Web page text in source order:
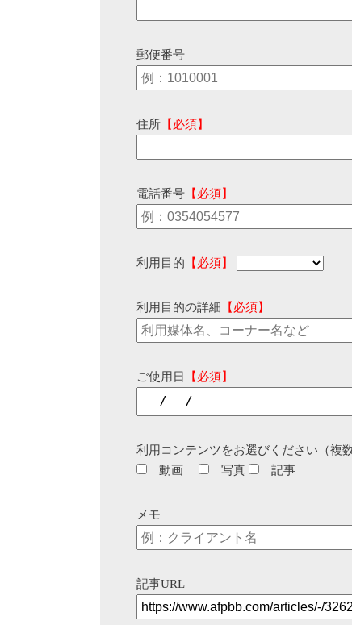
郵便番号
住所 【必須】
電話番号 【必須】
利用目的 【必須】
利用目的の詳細 【必須】
ご使用日 【必須】
利用コンテンツをお選びください（複数
動画
写真 記事
メモ
記事URL